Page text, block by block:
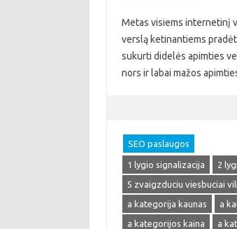
Metas visiems internetinį
verslą ketinantiems
sukurti didelės apimties
nors ir labai mažos
SEO paslaugos
1 lygio signalizacija 2
5 zvaigzduciu viesbuciai
a kategorija kaunas
a
a kategorijos kaina
a